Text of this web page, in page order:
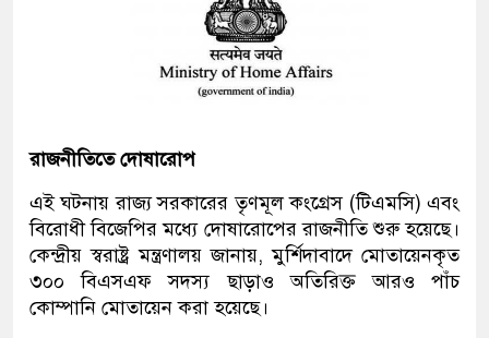
রাজনীতিতে দোষারোপ
এই ঘটনায় রাজ্য সরকারের তৃণমূল কংগ্রেস (টিএমসি) এবং
বিরোধী বিজেপির মধ্যে দোষারোপের রাজনীতি শুরু হয়েছে।
কেন্দ্রীয় স্বরাষ্ট্র মন্ত্রণালয় জানায়, মুর্শিদাবাদে মোতায়েনকৃত
৩০০ বিএসএফ সদস্য ছাড়াও অতিরিক্ত আরও পাঁচ
কোম্পানি মোতায়েন করা হয়েছে।